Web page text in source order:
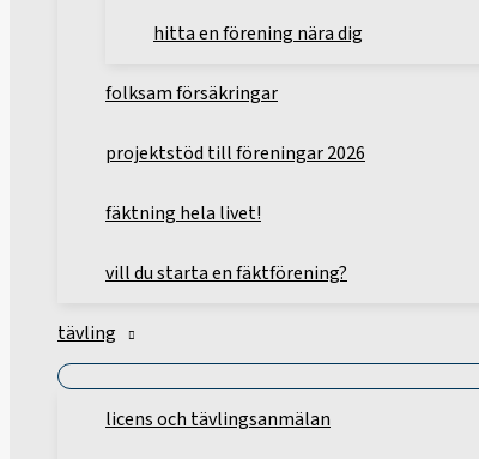
hitta en förening nära dig
folksam försäkringar
projektstöd till föreningar 2026
fäktning hela livet!
vill du starta en fäktförening?
tävling
licens och tävlingsanmälan